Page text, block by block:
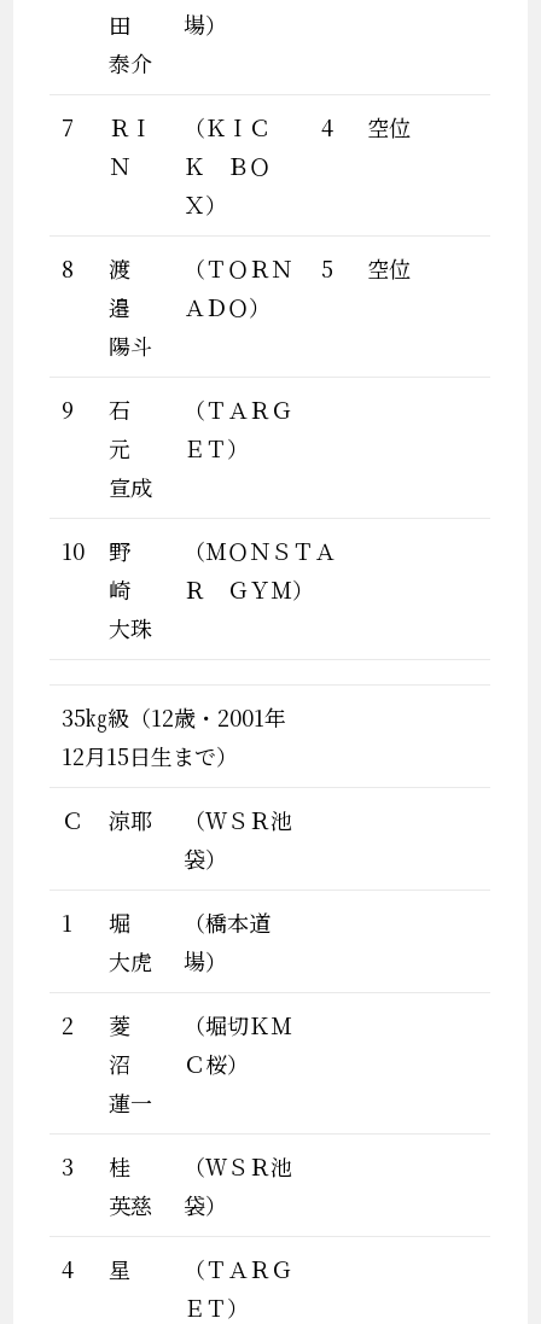
田
泰介
場）
7
ＲＩ
Ｎ
（ＫＩＣ
Ｋ ＢＯ
Ｘ）
4 空位
8
渡
邉
陽斗
（ＴＯＲＮ
ＡＤＯ）
5 空位
9
石
元
宣成
（ＴＡＲＧ
ＥＴ）
10
野
崎
大珠
（ＭＯＮＳＴＡ
Ｒ ＧＹＭ）
35㎏級（12歳・2001年
12月15日生まで）
Ｃ 涼耶
（ＷＳＲ池
袋）
1
堀
大虎
（橋本道
場）
2
菱
沼
蓮一
（堀切ＫＭ
Ｃ桜）
3
桂
英慈
（ＷＳＲ池
袋）
4 星
（ＴＡＲＧ
ＥＴ）